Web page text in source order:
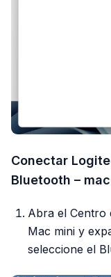
Conectar
Bluetooth –
Abra el Centro
Mac mini y
seleccione el